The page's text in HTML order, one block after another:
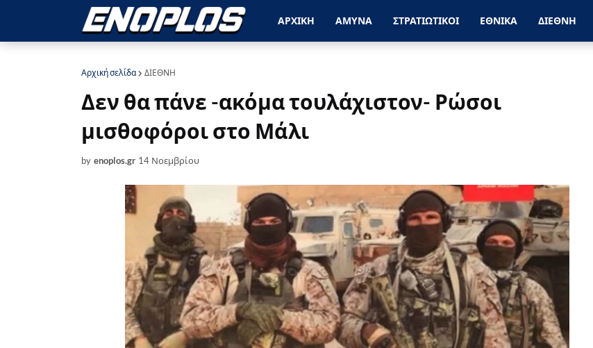
ΑΡΧΙΚΗ ΑΜΥΝΑ ΣΤΡΑΤΙΩΤΙΚΟΙ ΕΘΝΙΚΑ ΔΙΕΘΝΗ
Αρχική σελίδα ΔΙΕΘΝΗ
Δεν θα πάνε -ακόμα τουλάχιστον- Ρώσοι
μισθοφόροι στο Μάλι
by enoplos.gr 14 Νοεμβρίου